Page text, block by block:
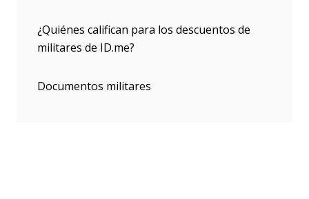
¿Quiénes califican para los descuentos de
militares de ID.me?
Documentos militares